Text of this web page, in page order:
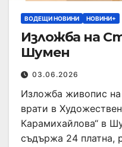
ВОДЕЩИ НОВИНИ НОВИНИ+
Изложба на
Шумен
03.06.2026
Изложба живопис
врати в
Карамихайлова“ в
съдържа 24 платна,